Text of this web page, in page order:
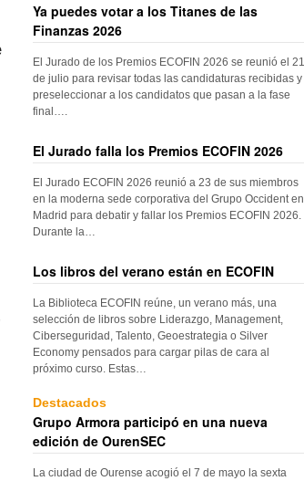
Ya puedes votar a los Titanes de las
Finanzas 2026
El Jurado de los Premios ECOFIN 2026 se reunió el 21
de julio para revisar todas las candidaturas recibidas y
preseleccionar a los candidatos que pasan a la fase
final….
El Jurado falla los Premios ECOFIN 2026
El Jurado ECOFIN 2026 reunió a 23 de sus miembros
en la moderna sede corporativa del Grupo Occident en
Madrid para debatir y fallar los Premios ECOFIN 2026.
Durante la…
Los libros del verano están en ECOFIN
La Biblioteca ECOFIN reúne, un verano más, una
selección de libros sobre Liderazgo, Management,
Ciberseguridad, Talento, Geoestrategia o Silver
Economy pensados para cargar pilas de cara al
próximo curso. Estas…
Destacados
Grupo Armora participó en una nueva
edición de OurenSEC
La ciudad de Ourense acogió el 7 de mayo la sexta